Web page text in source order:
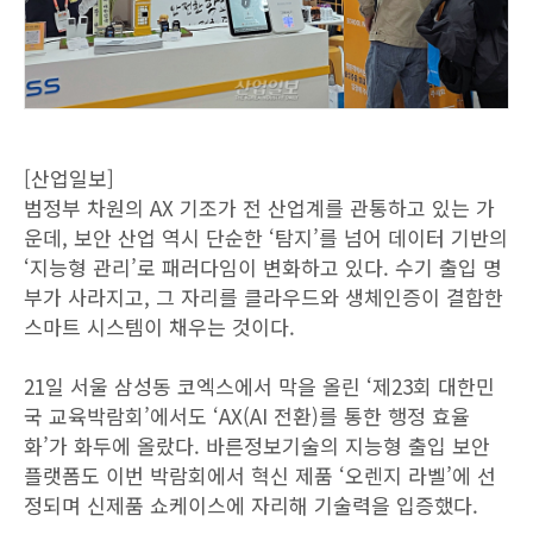
[산업일보]
범정부 차원의 AX 기조가 전 산업계를 관통하고 있는 가
운데, 보안 산업 역시 단순한 ‘탐지’를 넘어 데이터 기반의
‘지능형 관리’로 패러다임이 변화하고 있다. 수기 출입 명
부가 사라지고, 그 자리를 클라우드와 생체인증이 결합한
스마트 시스템이 채우는 것이다.
21일 서울 삼성동 코엑스에서 막을 올린 ‘제23회 대한민
국 교육박람회’에서도 ‘AX(AI 전환)를 통한 행정 효율
화’가 화두에 올랐다. 바른정보기술의 지능형 출입 보안
플랫폼도 이번 박람회에서 혁신 제품 ‘오렌지 라벨’에 선
정되며 신제품 쇼케이스에 자리해 기술력을 입증했다.